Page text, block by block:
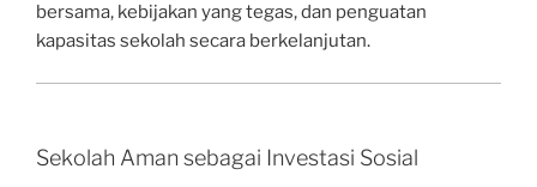
bersama, kebijakan yang tegas, dan penguatan
kapasitas sekolah secara berkelanjutan.
Sekolah Aman sebagai Investasi Sosial